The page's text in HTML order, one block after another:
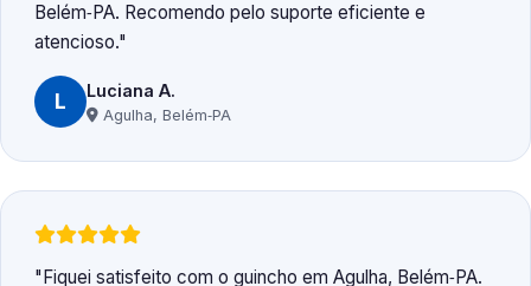
Belém‑PA. Recomendo pelo suporte eficiente e
atencioso.
L Luciana A.
Agulha, Belém‑PA
Fiquei satisfeito com o guincho em Agulha, Belém‑PA.